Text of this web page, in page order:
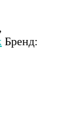
,
Бренд: